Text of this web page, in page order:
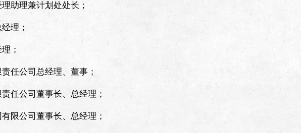
助理兼计划处处长；
理；
；
任公司总经理、董事；
任公司董事长、总经理；
限公司董事长、总经理；